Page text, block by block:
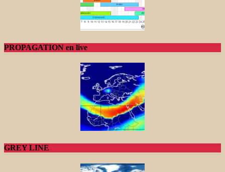
PROPAGATION en live
GREY LINE